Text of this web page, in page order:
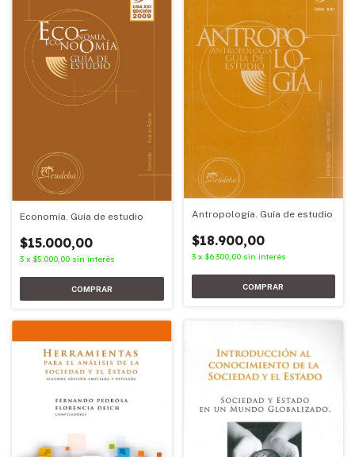
Economía. Guía de estudio
$15.000,00
3 x $5.000,00 sin interés
Antropología. Guía de estudio
$18.900,00
3 x $6.300,00 sin interés